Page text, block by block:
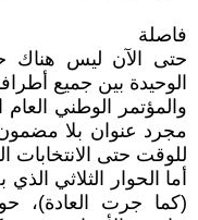
فاصلة
حتى الآن ليس هناك
الوحيدة بين جميع
والمؤتمر الوطني
مجرد عنوان بلا
للوقت حتى الانتخابات
أما الحوار الثلاثي
(كما جرت العادة)،